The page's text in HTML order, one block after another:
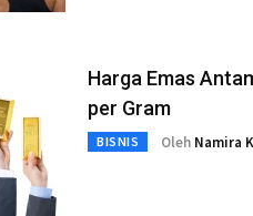
Harga Emas
per Gram
BISNIS Oleh Namira